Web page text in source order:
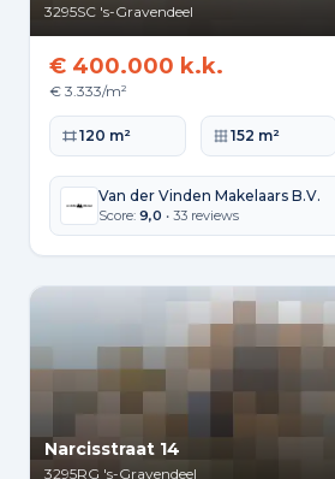
3295SC 's-Gravendeel
€ 400.000 k.k.
€ 3.333/m²
Woonoppervlakte
120 m² Perceeloppervlakte
152 m²
Van der Vinden Makelaars B.V.
Score: 9,0 • 33 reviews
Narcisstraat 14
3295RG 's-Gravendeel